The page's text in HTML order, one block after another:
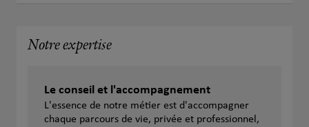
Notre expertise
Le conseil et l'accompagnement
L'essence de notre métier est d'accompagner
chaque parcours de vie, privée et professionnel,